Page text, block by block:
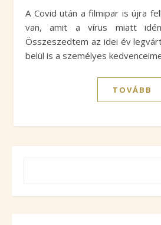
A Covid után a filmipar is újra fellendült, de sok film
van, amit a vírus miatt
Összeszedtem az idei év
belül is a személyes
TOVÁBB